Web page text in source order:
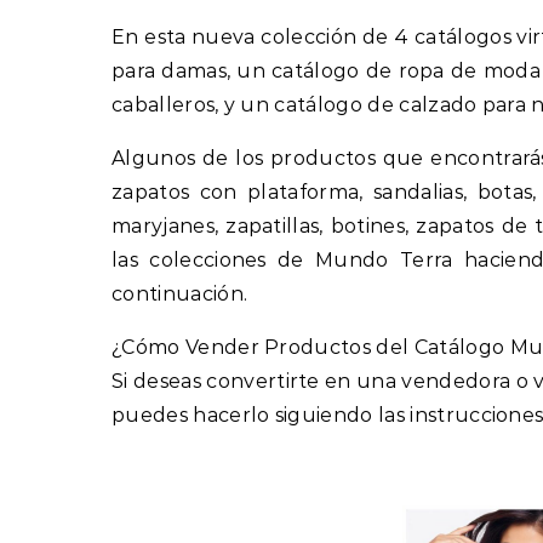
En esta nueva colección de 4 catálogos
para damas, un catálogo de ropa de
caballeros, y un catálogo de calzado para
Algunos de los productos que
zapatos con plataforma, sandalias,
maryjanes, zapatillas, botines, zapatos
las colecciones de Mundo Terra
continuación.
¿Cómo Vender Productos del Catálogo
Si deseas convertirte en una vendedora
puedes hacerlo siguiendo las